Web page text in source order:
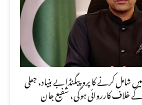
شامل کرنے کا پروپیگنڈا بے بنیاد، جعلی
خلاف کارروائی ہوگی، شفیع جان